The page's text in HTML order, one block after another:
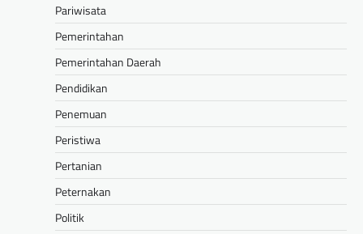
Pariwisata
Pemerintahan
Pemerintahan Daerah
Pendidikan
Penemuan
Peristiwa
Pertanian
Peternakan
Politik